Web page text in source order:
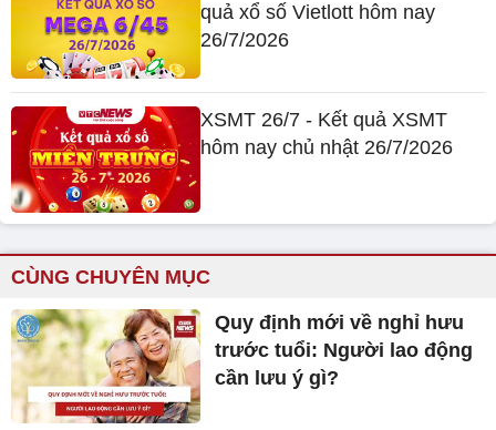
quả xổ số Vietlott hôm nay
26/7/2026
XSMT 26/7 - Kết quả XSMT
hôm nay chủ nhật 26/7/2026
CÙNG CHUYÊN MỤC
Quy định mới về nghỉ hưu
trước tuổi: Người lao động
cần lưu ý gì?